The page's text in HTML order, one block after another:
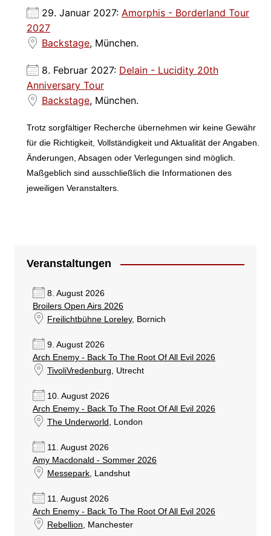
29. Januar 2027: Amorphis - Borderland Tour
2027
Backstage, München.
8. Februar 2027: Delain - Lucidity 20th
Anniversary Tour
Backstage, München.
Trotz sorgfältiger Recherche übernehmen wir keine Gewähr
für die Richtigkeit, Vollständigkeit und Aktualität der Angaben.
Änderungen, Absagen oder Verlegungen sind möglich.
Maßgeblich sind ausschließlich die Informationen des
jeweiligen Veranstalters.
Veranstaltungen
8. August 2026
Broilers Open Airs 2026
Freilichtbühne Loreley, Bornich
9. August 2026
Arch Enemy - Back To The Root Of All Evil 2026
TivoliVredenburg, Utrecht
10. August 2026
Arch Enemy - Back To The Root Of All Evil 2026
The Underworld , London
11. August 2026
Amy Macdonald - Sommer 2026
Messepark, Landshut
11. August 2026
Arch Enemy - Back To The Root Of All Evil 2026
Rebellion, Manchester